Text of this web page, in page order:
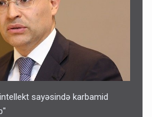
sayəsində karbamid